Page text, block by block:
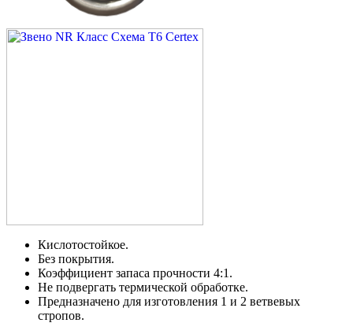
Кислотостойкое.
Без покрытия.
Коэффициент запаса прочности 4:1.
Не подвергать термической обработке.
Предназначено для изготовления 1 и 2 ветвевых
стропов.